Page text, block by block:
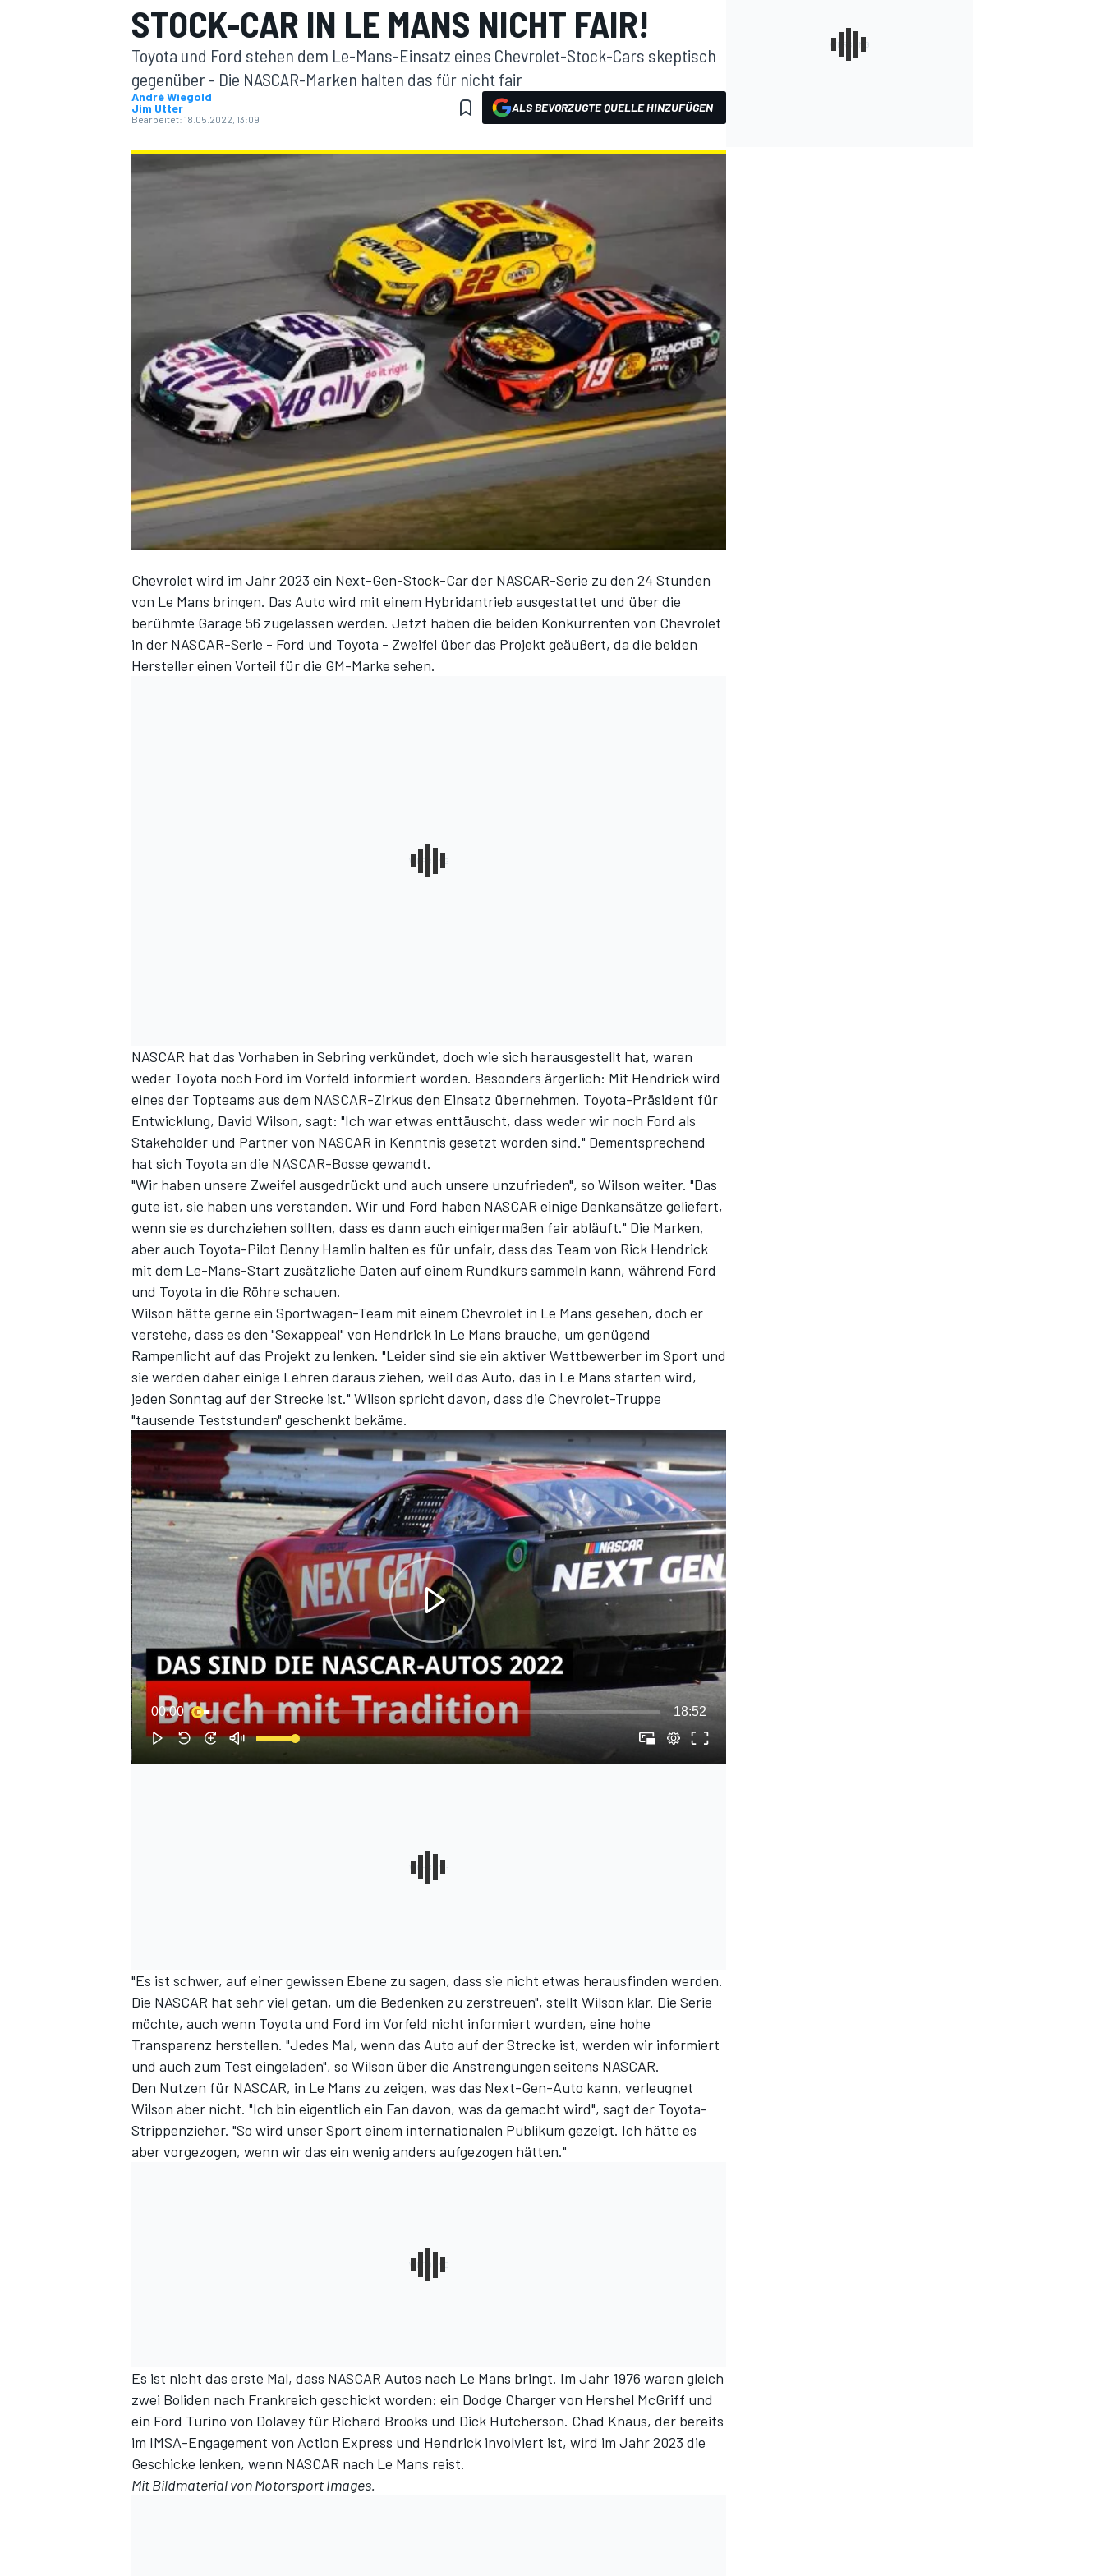
SPORTWAGEN
STOCK-CAR IN LE MANS NICHT FAIR!
Toyota und Ford stehen dem Le-Mans-Einsatz eines Chevrolet-Stock-Cars skeptisch
gegenüber - Die NASCAR-Marken halten das für nicht fair
André Wiegold
Jim Utter
Bearbeitet: 18.05.2022, 13:09
ALS BEVORZUGTE QUELLE HINZUFÜGEN
Chevrolet wird im Jahr 2023 ein Next-Gen-Stock-Car der NASCAR-Serie zu den 24 Stunden
von Le Mans bringen. Das Auto wird mit einem Hybridantrieb ausgestattet und über die
berühmte Garage 56 zugelassen werden. Jetzt haben die beiden Konkurrenten von Chevrolet
in der NASCAR-Serie - Ford und Toyota - Zweifel über das Projekt geäußert, da die beiden
Hersteller einen Vorteil für die GM-Marke sehen.
NASCAR hat das Vorhaben in Sebring verkündet, doch wie sich herausgestellt hat, waren
weder Toyota noch Ford im Vorfeld informiert worden. Besonders ärgerlich: Mit Hendrick wird
eines der Topteams aus dem NASCAR-Zirkus den Einsatz übernehmen. Toyota-Präsident für
Entwicklung, David Wilson, sagt: "Ich war etwas enttäuscht, dass weder wir noch Ford als
Stakeholder und Partner von NASCAR in Kenntnis gesetzt worden sind." Dementsprechend
hat sich Toyota an die NASCAR-Bosse gewandt.
"Wir haben unsere Zweifel ausgedrückt und auch unsere unzufrieden", so Wilson weiter. "Das
gute ist, sie haben uns verstanden. Wir und Ford haben NASCAR einige Denkansätze geliefert,
wenn sie es durchziehen sollten, dass es dann auch einigermaßen fair abläuft." Die Marken,
aber auch Toyota-Pilot Denny Hamlin halten es für unfair, dass das Team von Rick Hendrick
mit dem Le-Mans-Start zusätzliche Daten auf einem Rundkurs sammeln kann, während Ford
und Toyota in die Röhre schauen.
Wilson hätte gerne ein Sportwagen-Team mit einem Chevrolet in Le Mans gesehen, doch er
verstehe, dass es den "Sexappeal" von Hendrick in Le Mans brauche, um genügend
Rampenlicht auf das Projekt zu lenken. "Leider sind sie ein aktiver Wettbewerber im Sport und
sie werden daher einige Lehren daraus ziehen, weil das Auto, das in Le Mans starten wird,
jeden Sonntag auf der Strecke ist." Wilson spricht davon, dass die Chevrolet-Truppe
"tausende Teststunden" geschenkt bekäme.
00:00 18:52
"Es ist schwer, auf einer gewissen Ebene zu sagen, dass sie nicht etwas herausfinden werden.
Die NASCAR hat sehr viel getan, um die Bedenken zu zerstreuen", stellt Wilson klar. Die Serie
möchte, auch wenn Toyota und Ford im Vorfeld nicht informiert wurden, eine hohe
Transparenz herstellen. "Jedes Mal, wenn das Auto auf der Strecke ist, werden wir informiert
und auch zum Test eingeladen", so Wilson über die Anstrengungen seitens NASCAR.
Den Nutzen für NASCAR, in Le Mans zu zeigen, was das Next-Gen-Auto kann, verleugnet
Wilson aber nicht. "Ich bin eigentlich ein Fan davon, was da gemacht wird", sagt der Toyota-
Strippenzieher. "So wird unser Sport einem internationalen Publikum gezeigt. Ich hätte es
aber vorgezogen, wenn wir das ein wenig anders aufgezogen hätten."
Es ist nicht das erste Mal, dass NASCAR Autos nach Le Mans bringt. Im Jahr 1976 waren gleich
zwei Boliden nach Frankreich geschickt worden: ein Dodge Charger von Hershel McGriff und
ein Ford Turino von Dolavey für Richard Brooks und Dick Hutcherson. Chad Knaus, der bereits
im IMSA-Engagement von Action Express und Hendrick involviert ist, wird im Jahr 2023 die
Geschicke lenken, wenn NASCAR nach Le Mans reist.
Mit Bildmaterial vonMotorsport Images.